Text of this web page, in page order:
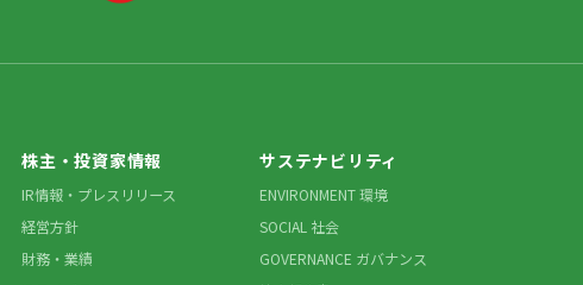
株主・投資家情報
IR情報・プレスリリース
経営方針
財務・業績
サステナビリティ
ENVIRONMENT 環境
SOCIAL 社会
GOVERNANCE ガバナンス